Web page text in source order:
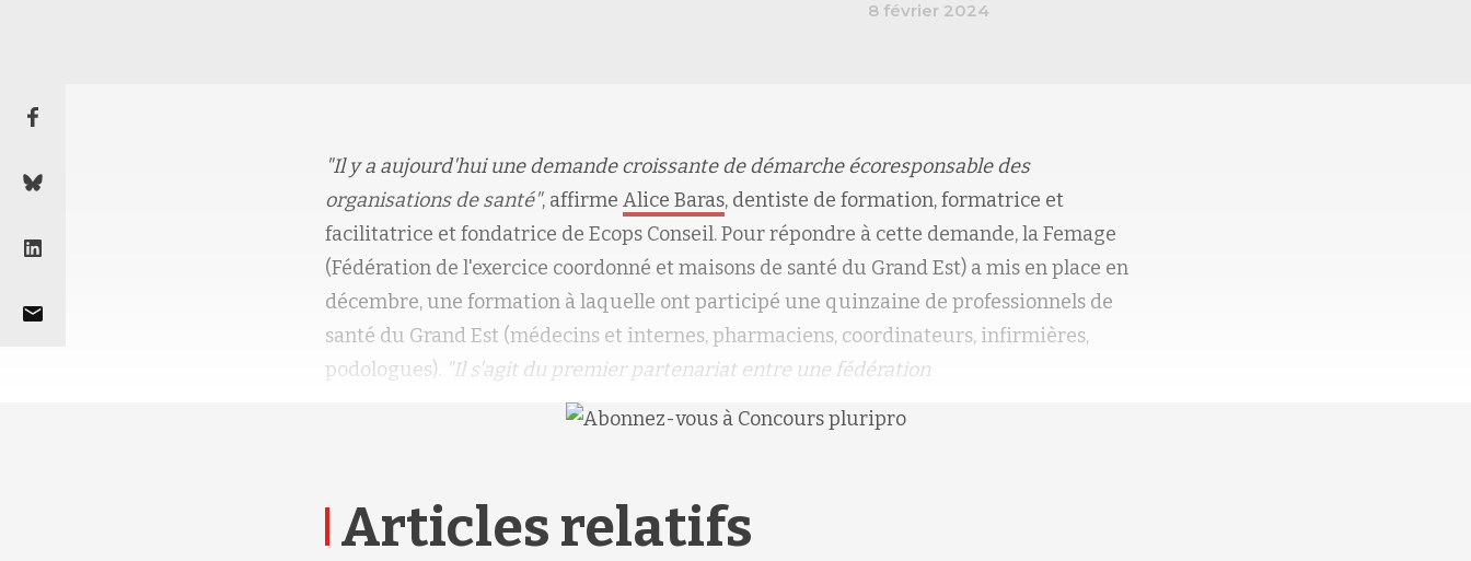
8 février 2024
"Il y a aujourd'hui une demande croissante de démarche écoresponsable des
organisations de santé", affirme Alice Baras, dentiste de formation, formatrice et
facilitatrice et fondatrice de Ecops Conseil. Pour répondre à cette demande, la Femage
(Fédération de l'exercice coordonné et maisons de santé du Grand Est) a mis en place en
décembre, une formation à laquelle ont participé une quinzaine de professionnels de
santé du Grand Est (médecins et internes, pharmaciens, coordinateurs, infirmières,
podologues). "Il s'agit du premier partenariat entre une fédération
Articles relatifs